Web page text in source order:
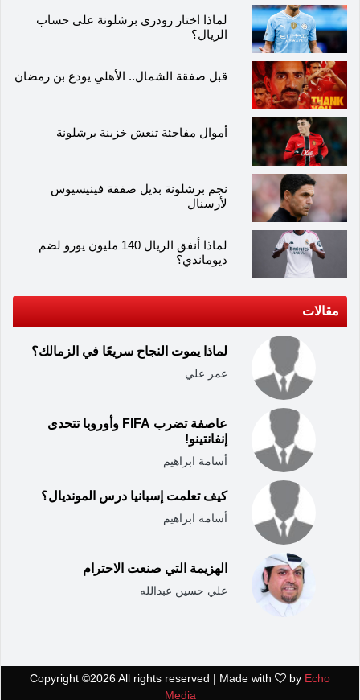
لماذا اختار رودري برشلونة على حساب
الريال؟
قبل صفقة الشمال.. الأهلي يودع بن رمضان
أموال مفاجئة تنعش خزينة برشلونة
نجم برشلونة بديل صفقة فينيسيوس
لأرسنال
لماذا أنفق الريال 140 مليون يورو لضم
ديوماندي؟
مقالات
لماذا يموت النجاح سريعًا في الزمالك؟
عمر علي
عاصفة تضرب FIFA وأوروبا تتحدى
إنفانتينو!
أسامة ابراهيم
كيف تعلمت إسبانيا درس المونديال؟
أسامة ابراهيم
الهزيمة التي صنعت الاحترام
علي حسين عبدالله
Copyright ©2026 All rights reserved | Made with by Echo
Media